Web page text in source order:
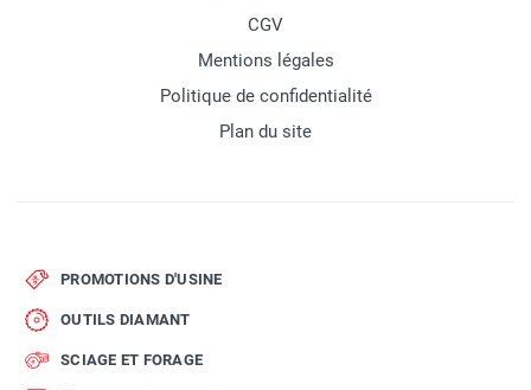
CGV
Mentions légales
Politique de confidentialité
Plan du site
PROMOTIONS D'USINE
OUTILS DIAMANT
SCIAGE ET FORAGE